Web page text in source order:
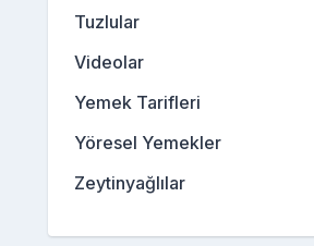
Tuzlular
Videolar
Yemek Tarifleri
Yöresel Yemekler
Zeytinyağlılar